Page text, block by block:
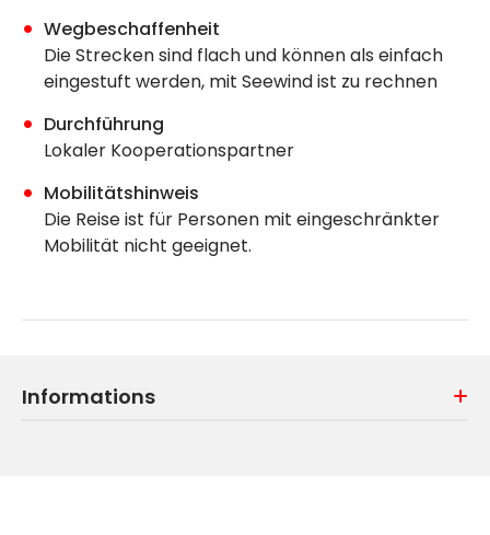
Wegbeschaffenheit
Die Strecken sind flach und können als einfach
eingestuft werden, mit Seewind ist zu rechnen
Durchführung
Lokaler Kooperationspartner
Mobilitätshinweis
Die Reise ist für Personen mit eingeschränkter
Mobilität nicht geeignet.
Informations